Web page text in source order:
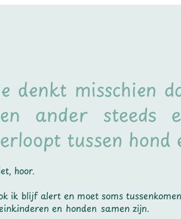
denkt misschien
ander steeds
tussen hond
hoor.
ik blijf alert en moet soms
en honden samen zijn.